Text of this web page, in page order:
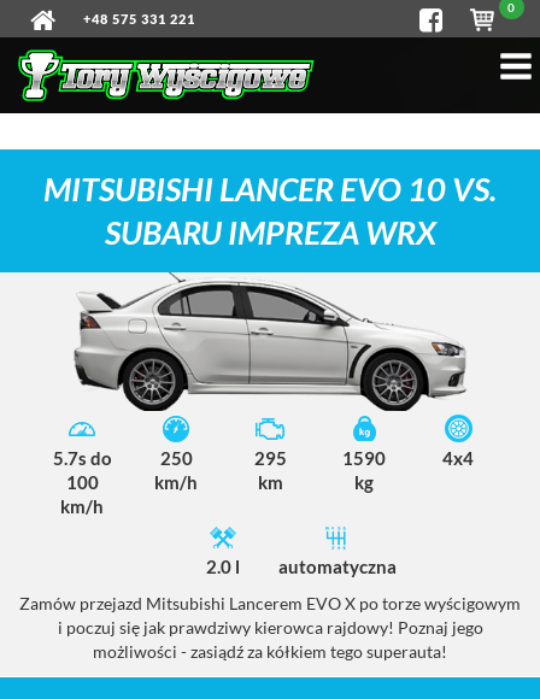
+48 575 331 221
0
MITSUBISHI LANCER EVO 10 VS.
SUBARU IMPREZA WRX
5.7s do
100
km/h
250
km/h
295
km
1590
kg
4x4
2.0 l
automatyczna
Zamów przejazd Mitsubishi Lancerem EVO X po torze wyścigowym
i poczuj się jak prawdziwy kierowca rajdowy! Poznaj jego
możliwości - zasiądź za kółkiem tego superauta!